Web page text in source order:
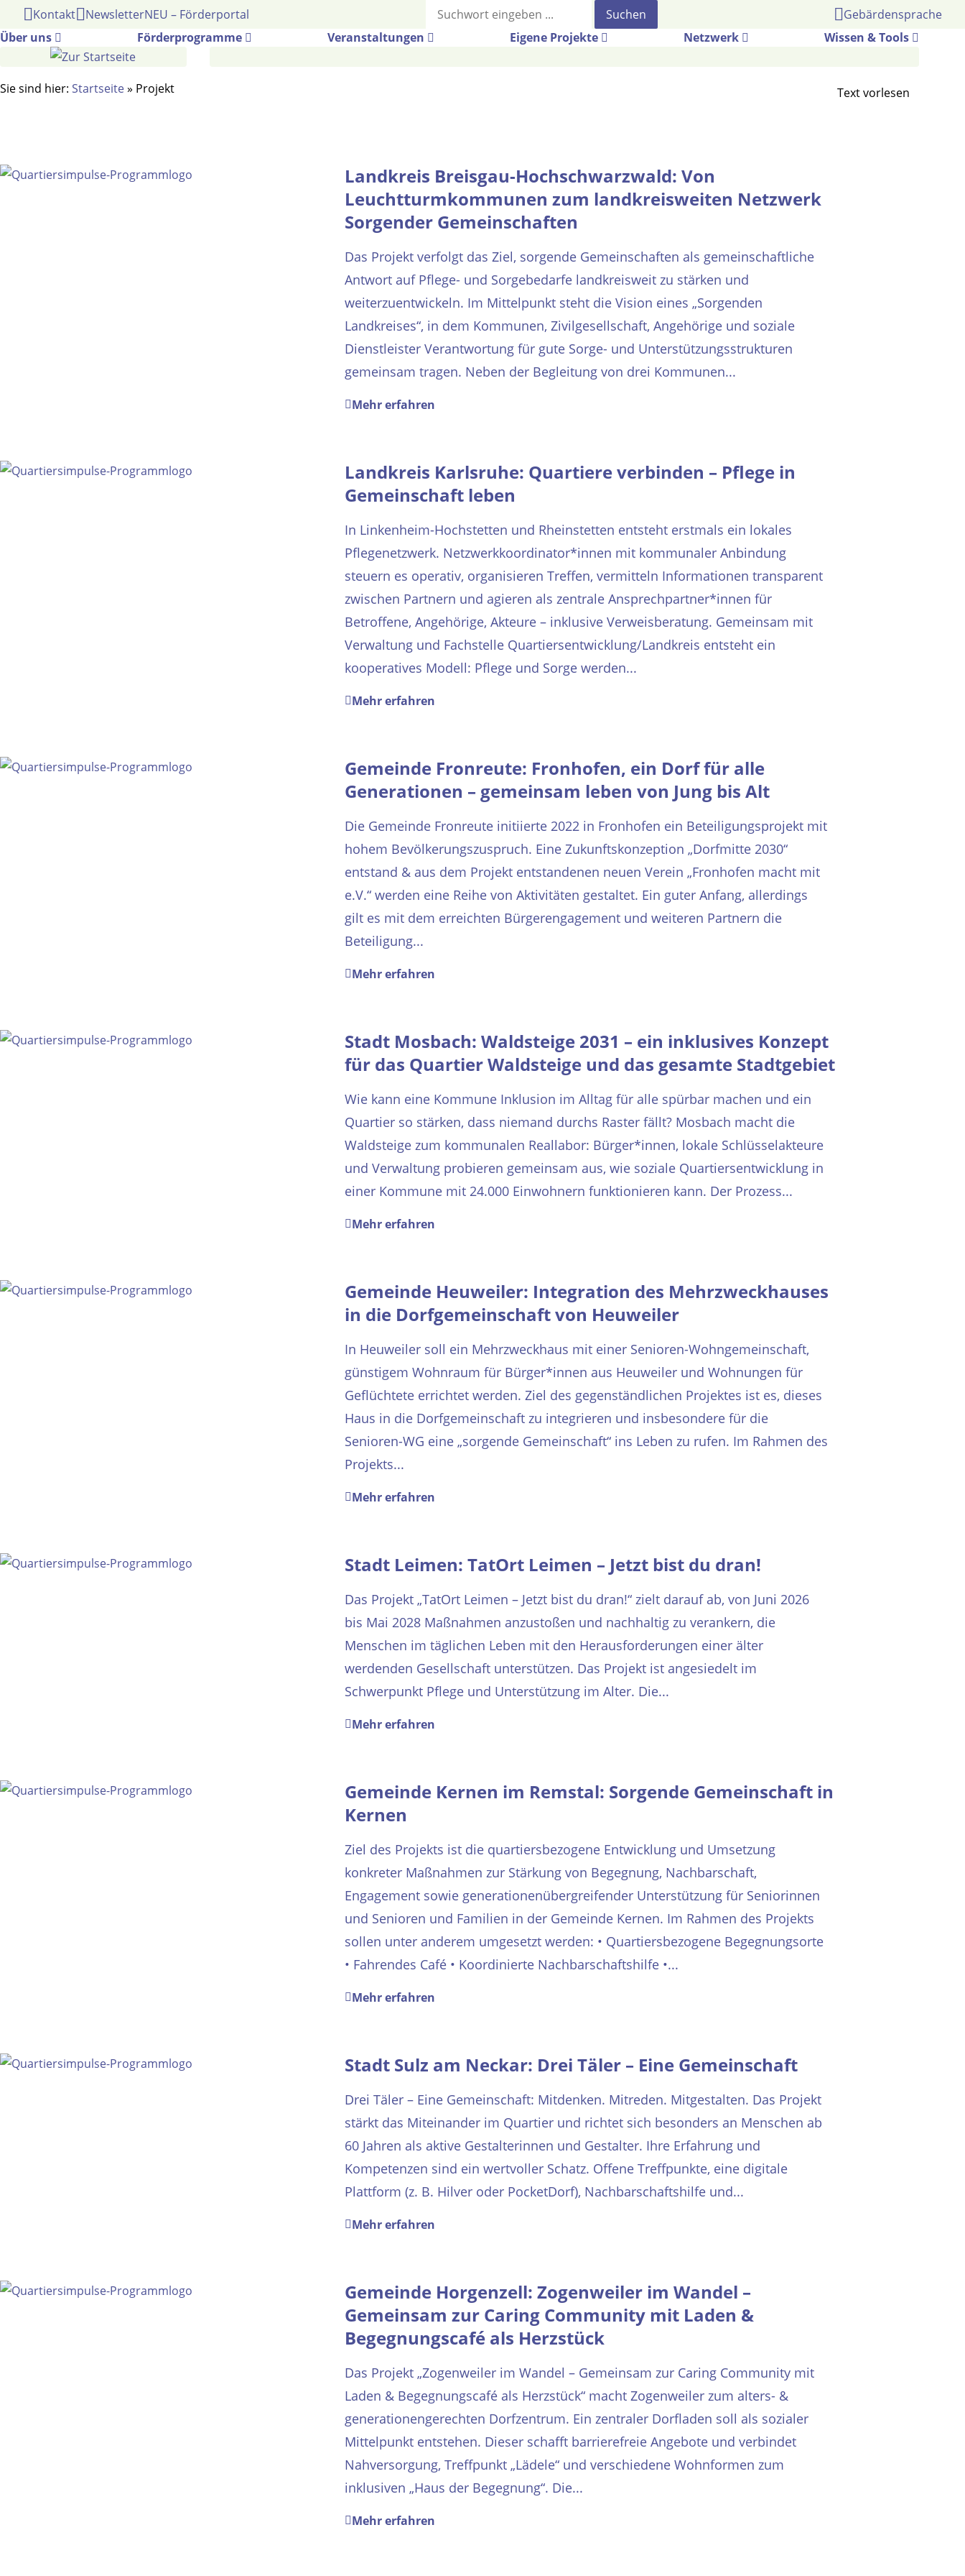
Gehe
Inhalt
Kontakt NewsletterNEU – Förderportal Suche
Gebärdensprache
Über uns
Förderprogramme Veranstaltungen Eigene Projekte Netzwerk Wissen & Tools
Sie sind hier: Startseite» Projekt
Landkreis Breisgau-Hochschwarzwald: Von
Leuchtturmkommunen zum landkreisweiten Netzwerk
Sorgender Gemeinschaften
Das Projekt verfolgt das Ziel, sorgende Gemeinschaften als gemeinschaftliche
Antwort auf Pflege- und Sorgebedarfe landkreisweit zu stärken und
weiterzuentwickeln. Im Mittelpunkt steht die Vision eines „Sorgenden
Landkreises“, in dem Kommunen, Zivilgesellschaft, Angehörige und soziale
Dienstleister Verantwortung für gute Sorge- und Unterstützungsstrukturen
gemeinsam tragen. Neben der Begleitung von drei Kommunen...
Mehr erfahren
Landkreis Karlsruhe: Quartiere verbinden – Pflege in
Gemeinschaft leben
In Linkenheim-Hochstetten und Rheinstetten entsteht erstmals ein lokales
Pflegenetzwerk. Netzwerkkoordinator*innen mit kommunaler Anbindung
steuern es operativ, organisieren Treffen, vermitteln Informationen transparent
zwischen Partnern und agieren als zentrale Ansprechpartner*innen für
Betroffene, Angehörige, Akteure – inklusive Verweisberatung. Gemeinsam mit
Verwaltung und Fachstelle Quartiersentwicklung/Landkreis entsteht ein
kooperatives Modell: Pflege und Sorge werden...
Mehr erfahren
Gemeinde Fronreute: Fronhofen, ein Dorf für alle
Generationen – gemeinsam leben von Jung bis Alt
Die Gemeinde Fronreute initiierte 2022 in Fronhofen ein Beteiligungsprojekt mit
hohem Bevölkerungszuspruch. Eine Zukunftskonzeption „Dorfmitte 2030“
entstand & aus dem Projekt entstandenen neuen Verein „Fronhofen macht mit
e.V.“ werden eine Reihe von Aktivitäten gestaltet. Ein guter Anfang, allerdings
gilt es mit dem erreichten Bürgerengagement und weiteren Partnern die
Beteiligung...
Mehr erfahren
Stadt Mosbach: Waldsteige 2031 – ein inklusives Konzept
für das Quartier Waldsteige und das gesamte Stadtgebiet
Wie kann eine Kommune Inklusion im Alltag für alle spürbar machen und ein
Quartier so stärken, dass niemand durchs Raster fällt? Mosbach macht die
Waldsteige zum kommunalen Reallabor: Bürger*innen, lokale Schlüsselakteure
und Verwaltung probieren gemeinsam aus, wie soziale Quartiersentwicklung in
einer Kommune mit 24.000 Einwohnern funktionieren kann. Der Prozess...
Mehr erfahren
Gemeinde Heuweiler: Integration des Mehrzweckhauses
in die Dorfgemeinschaft von Heuweiler
In Heuweiler soll ein Mehrzweckhaus mit einer Senioren-Wohngemeinschaft,
günstigem Wohnraum für Bürger*innen aus Heuweiler und Wohnungen für
Geflüchtete errichtet werden. Ziel des gegenständlichen Projektes ist es, dieses
Haus in die Dorfgemeinschaft zu integrieren und insbesondere für die
Senioren-WG eine „sorgende Gemeinschaft“ ins Leben zu rufen. Im Rahmen des
Projekts...
Mehr erfahren
Stadt Leimen: TatOrt Leimen – Jetzt bist du dran!
Das Projekt „TatOrt Leimen – Jetzt bist du dran!“ zielt darauf ab, von Juni 2026
bis Mai 2028 Maßnahmen anzustoßen und nachhaltig zu verankern, die
Menschen im täglichen Leben mit den Herausforderungen einer älter
werdenden Gesellschaft unterstützen. Das Projekt ist angesiedelt im
Schwerpunkt Pflege und Unterstützung im Alter. Die...
Mehr erfahren
Gemeinde Kernen im Remstal: Sorgende Gemeinschaft in
Kernen
Ziel des Projekts ist die quartiersbezogene Entwicklung und Umsetzung
konkreter Maßnahmen zur Stärkung von Begegnung, Nachbarschaft,
Engagement sowie generationenübergreifender Unterstützung für Seniorinnen
und Senioren und Familien in der Gemeinde Kernen. Im Rahmen des Projekts
sollen unter anderem umgesetzt werden: • Quartiersbezogene Begegnungsorte
• Fahrendes Café • Koordinierte Nachbarschaftshilfe •...
Mehr erfahren
Stadt Sulz am Neckar: Drei Täler – Eine Gemeinschaft
Drei Täler – Eine Gemeinschaft: Mitdenken. Mitreden. Mitgestalten. Das Projekt
stärkt das Miteinander im Quartier und richtet sich besonders an Menschen ab
60 Jahren als aktive Gestalterinnen und Gestalter. Ihre Erfahrung und
Kompetenzen sind ein wertvoller Schatz. Offene Treffpunkte, eine digitale
Plattform (z. B. Hilver oder PocketDorf), Nachbarschaftshilfe und...
Mehr erfahren
Gemeinde Horgenzell: Zogenweiler im Wandel –
Gemeinsam zur Caring Community mit Laden &
Begegnungscafé als Herzstück
Das Projekt „Zogenweiler im Wandel – Gemeinsam zur Caring Community mit
Laden & Begegnungscafé als Herzstück“ macht Zogenweiler zum alters- &
generationengerechten Dorfzentrum. Ein zentraler Dorfladen soll als sozialer
Mittelpunkt entstehen. Dieser schafft barrierefreie Angebote und verbindet
Nahversorgung, Treffpunkt „Lädele“ und verschiedene Wohnformen zum
inklusiven „Haus der Begegnung“. Die...
Mehr erfahren